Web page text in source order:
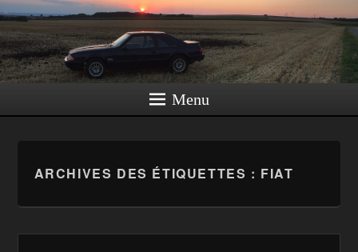
Menu
ARCHIVES DES ÉTIQUETTES : FIAT